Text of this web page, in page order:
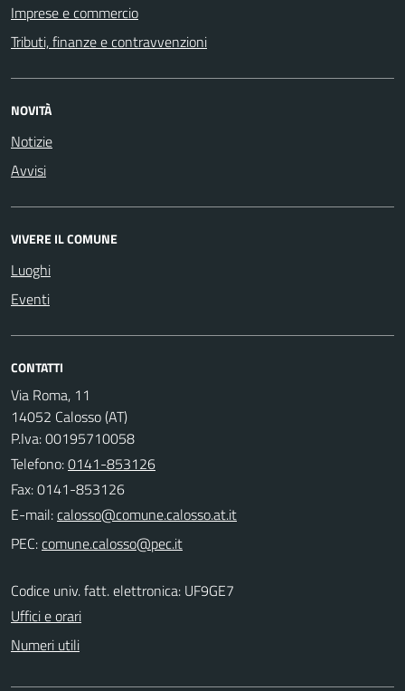
Imprese e commercio
Tributi, finanze e contravvenzioni
NOVITÀ
Notizie
Avvisi
VIVERE IL COMUNE
Luoghi
Eventi
CONTATTI
Via Roma, 11
14052 Calosso (AT)
P.Iva: 00195710058
Telefono:0141-853126
Fax: 0141-853126
E-mail:
PEC:
Codice univ. fatt. elettronica: UF9GE7
Uffici e orari
Numeri utili